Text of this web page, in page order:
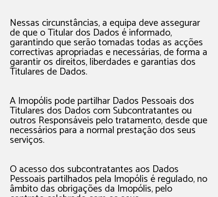
Nessas circunstâncias, a equipa deve assegurar
de que o Titular dos Dados é informado,
garantindo que serão tomadas todas as acções
correctivas apropriadas e necessárias, de forma a
garantir os direitos, liberdades e garantias dos
Titulares de Dados.
A Imopólis pode partilhar Dados Pessoais dos
Titulares dos Dados com Subcontratantes ou
outros Responsáveis pelo tratamento, desde que
necessários para a normal prestação dos seus
serviços.
O acesso dos subcontratantes aos Dados
Pessoais partilhados pela Imopólis é regulado, no
âmbito das obrigações da Imopólis, pelo